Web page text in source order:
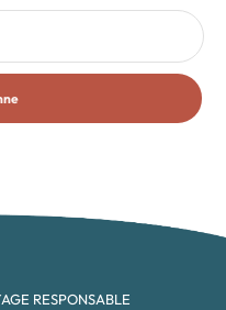
RESPONSABLE